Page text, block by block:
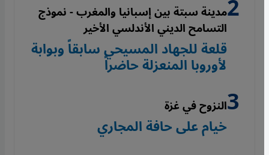
مدينة سبتة بين إسبانيا والمغرب - نموذج
التسامح الديني الأندلسي الأخير
قلعة للجهاد المسيحي سابقاً وبوابة
لأوروبا المنعزلة حاضراً
النزوح في غزة
خيام على حافة المجاري